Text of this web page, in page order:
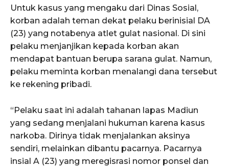
Untuk kasus yang mengaku dari Dinas Sosial,
korban adalah teman dekat pelaku berinisial DA
(23) yang notabenya atlet gulat nasional. Di sini
pelaku menjanjikan kepada korban akan
mendapat bantuan berupa sarana gulat. Namun,
pelaku meminta korban menalangi dana tersebut
ke rekening pribadi.
“Pelaku saat ini adalah tahanan lapas Madiun
yang sedang menjalani hukuman karena kasus
narkoba. Dirinya tidak menjalankan aksinya
sendiri, melainkan dibantu pacarnya. Pacarnya
insial A (23) yang meregisrasi nomor ponsel dan